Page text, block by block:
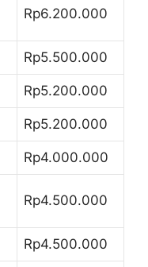
Rp6.200.000
Rp5.500.000
Rp5.200.000
Rp5.200.000
Rp4.000.000
Rp4.500.000
Rp4.500.000